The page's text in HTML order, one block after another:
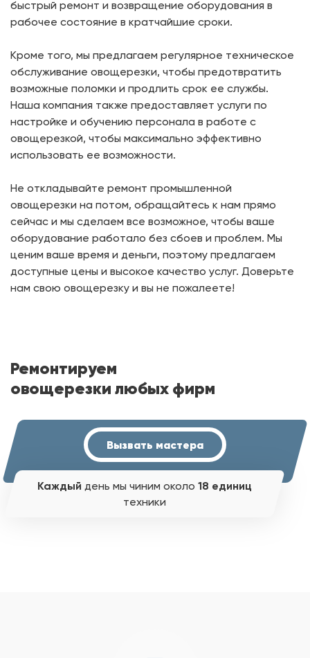
быстрый ремонт и возвращение оборудования в
рабочее состояние в кратчайшие сроки.
Кроме того, мы предлагаем регулярное техническое
обслуживание овощерезки, чтобы предотвратить
возможные поломки и продлить срок ее службы.
Наша компания также предоставляет услуги по
настройке и обучению персонала в работе с
овощерезкой, чтобы максимально эффективно
использовать ее возможности.
Не откладывайте ремонт промышленной
овощерезки на потом, обращайтесь к нам прямо
сейчас и мы сделаем все возможное, чтобы ваше
оборудование работало без сбоев и проблем. Мы
ценим ваше время и деньги, поэтому предлагаем
доступные цены и высокое качество услуг. Доверьте
нам свою овощерезку и вы не пожалеете!
Ремонтируем
овощерезки любых фирм
Вызвать мастера
Каждый день мы чиним около 18 единиц
техники